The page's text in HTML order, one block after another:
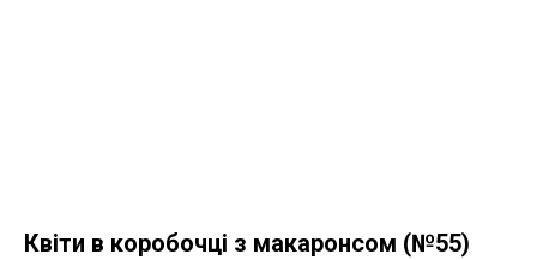
Квіти в коробочці з макаронсом (№55)